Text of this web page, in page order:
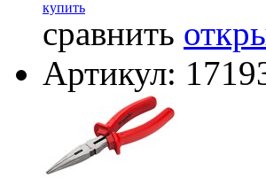
купить
сравнить
Артикул: